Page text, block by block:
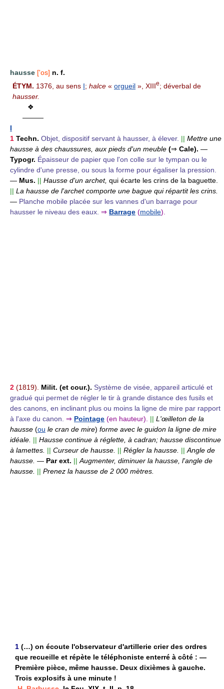
hausse ['os] n. f.
ÉTYM. 1376, au sens I; halce « orgueil », XIIIe; déverbal de
hausser.
❖
———
I
1 Techn. Objet, dispositif servant à hausser, à élever. || Mettre une
hausse à des chaussures, aux pieds d'un meuble (⇒ Cale). —
Typogr. Épaisseur de papier que l'on colle sur le tympan ou le
cylindre d'une presse, ou sous la forme pour égaliser la pression.
— Mus. || Hausse d'un archet, qui écarte les crins de la baguette.
|| La hausse de l'archet comporte une bague qui répartit les crins.
— Planche mobile placée sur les vannes d'un barrage pour
hausser le niveau des eaux. ⇒ Barrage (mobile).
2 (1819). Milit. (et cour.). Système de visée, appareil articulé et
gradué qui permet de régler le tir à grande distance des fusils et
des canons, en inclinant plus ou moins la ligne de mire par rapport
à l'axe du canon. ⇒ Pointage (en hauteur). || L'œilleton de la
hausse (ou le cran de mire) forme avec le guidon la ligne de mire
idéale. || Hausse continue à réglette, à cadran; hausse discontinue
à lamettes. || Curseur de hausse. || Régler la hausse. || Angle de
hausse. — Par ext. || Augmenter, diminuer la hausse, l'angle de
hausse. || Prenez la hausse de 2 000 mètres.
1 (…) on écoute l'observateur d'artillerie crier des ordres
que recueille et répète le téléphoniste enterré à côté : —
Première pièce, même hausse. Deux dixièmes à gauche.
Trois explosifs à une minute !